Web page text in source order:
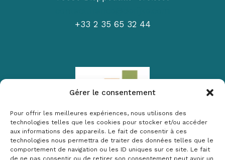
Gérer le consentement
Pour offrir les meilleures expériences, nous utilisons des
technologies telles que les cookies pour stocker et/ou accéder
aux informations des appareils. Le fait de consentir à ces
technologies nous permettra de traiter des données telles que le
comportement de navigation ou les ID uniques sur ce site. Le fait
de ne pas consentir ou de retirer son consentement peut avoir un
+33 2 35 65 32 44
Index de l’égalité professionnelle femmes-hommes : résultat
incalculable